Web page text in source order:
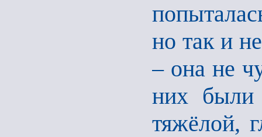
но так и
– она не
них были
тяжёлой,